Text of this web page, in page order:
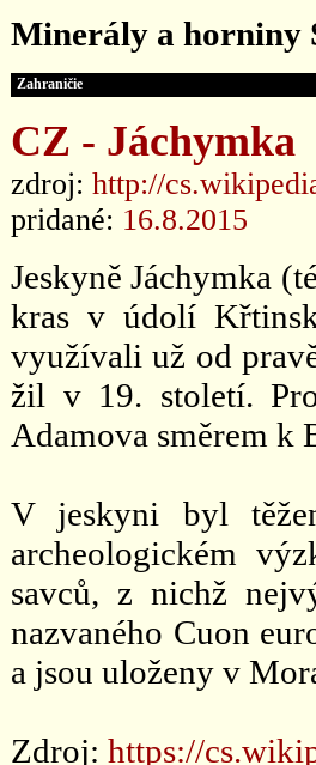
Minerály a
Zahraničie
CZ - Jáchymka
zdroj: http://
pridané: 16.8.2015
Jeskyně Jáchymka
kras v údolí
využívali už od
žil v 19. století.
Adamova směrem k
V jeskyni byl
archeologickém
savců, z nichž
nazvaného Cuon
a jsou uloženy v
Zdroj: https://